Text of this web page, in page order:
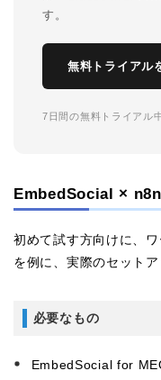
す。
無料トライアル
7日間の無料トライアル
EmbedSocial ×
初めて試す方向けに、
を例に、実際のセット
必要なもの
EmbedSocial for